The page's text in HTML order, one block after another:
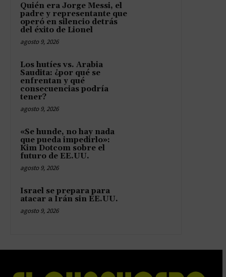
Quién era Jorge Messi, el
padre y representante que
operó en silencio detrás
del éxito de Lionel
agosto 9, 2026
Los hutíes vs. Arabia
Saudita: ¿por qué se
enfrentan y qué
consecuencias podría
tener?
agosto 9, 2026
«Se hunde, no hay nada
que pueda impedirlo»:
Kim Dotcom sobre el
futuro de EE.UU.
agosto 9, 2026
Israel se prepara para
atacar a Irán sin EE.UU.
agosto 9, 2026